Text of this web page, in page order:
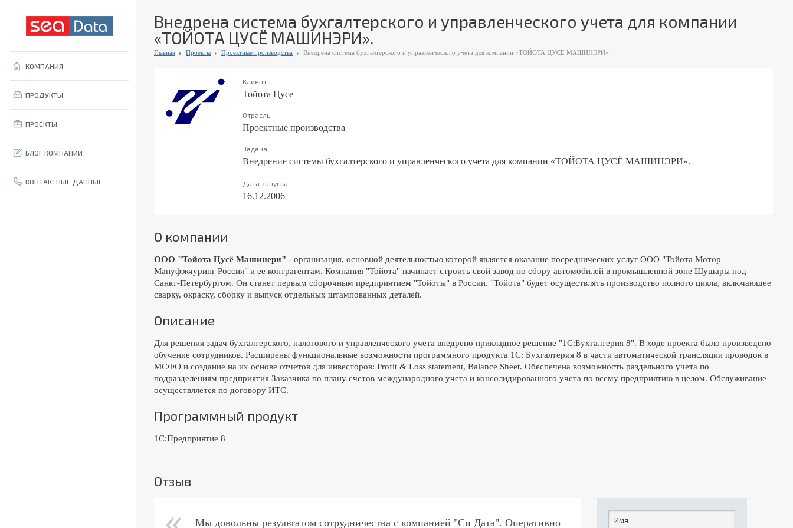
КОМПАНИЯ
ПРОДУКТЫ
ПРОЕКТЫ
БЛОГ КОМПАНИИ
КОНТАКТНЫЕ ДАННЫЕ
Внедрена система бухгалтерского и управленческого учета для компании
«ТОЙОТА ЦУСЁ МАШИНЭРИ».
Главная Проекты Проектные производства Внедрена система бухгалтерского и управленческого учета для компании «ТОЙОТА ЦУСЁ МАШИНЭРИ».
Клиент
Тойота Цусе
Отрасль
Проектные производства
Задача
Внедрение системы бухгалтерского и управленческого учета для компании «ТОЙОТА ЦУСЁ МАШИНЭРИ».
Дата запуска
16.12.2006
О компании
ООО "Тойота Цусё Машинери" - организация, основной деятельностью которой является оказание посреднических услуг ООО "Тойота Мотор
Мануфэкчуринг Россия" и ее контрагентам. Компания "Тойота" начинает строить свой завод по сбору автомобилей в промышленной зоне Шушары под
Санкт-Петербургом. Он станет первым сборочным предприятием "Тойоты" в России. "Тойота" будет осуществлять производство полного цикла, включающее
сварку, окраску, сборку и выпуск отдельных штампованных деталей.
Описание
Для решения задач бухгалтерского, налогового и управленческого учета внедрено прикладное решение "1С:Бухгалтерия 8". В ходе проекта было произведено
обучение сотрудников. Расширены функциональные возможности программного продукта 1С: Бухгалтерия 8 в части автоматической трансляции проводок в
МСФО и создание на их основе отчетов для инвесторов: Profit & Loss statement, Balance Sheet. Обеспечена возможность раздельного учета по
подразделениям предприятия Заказчика по плану счетов международного учета и консолидированного учета по всему предприятию в целом. Обслуживание
осуществляется по договору ИТС.
Программный продукт
1С:Предприятие 8
Отзыв
Мы довольны результатом сотрудничества с компанией "Си Дата". Оперативно